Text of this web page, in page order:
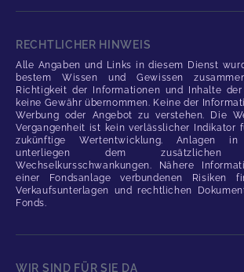
RECHTLICHER HINWEIS
Alle Angaben und Links in diesem Dienst
bestem Wissen und Gewissen
Richtigkeit der Informationen und Inhalte
keine Gewähr übernommen. Keine der
Werbung oder Angebot zu verstehen. Die
Vergangenheit ist kein verlässlicher Indikator
zukünftige Wertentwicklung. Anlagen in
unterliegen dem
Wechselkursschwankungen. Nähere
einer Fondsanlage verbundenen Risiken
Verkaufsunterlagen und rechtlichen
Fonds.
WIR SIND FÜR SIE DA